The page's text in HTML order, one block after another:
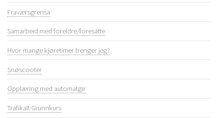
Fraværsgrensa
Samarbeid med foreldre/foresatte
Hvor mange kjøretimer trenger jeg?
Snøscooter
Opplæring med automatgir
Trafikalt Grunnkurs